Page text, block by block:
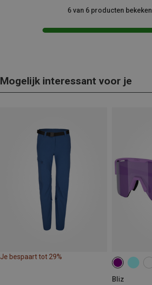
6 van 6 producten bekeken
Mogelijk interessant voor je
Je bespaart tot 29%
Bliz